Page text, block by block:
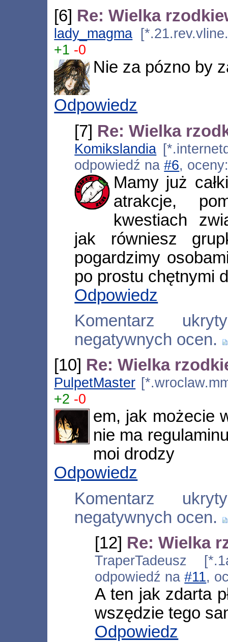
[6] Re: Wielka
lady_magma
+1 -0
Nie za pózno by
Odpowiedz
[7] Re: Wielka
Komikslandia
odpowiedź na#6,
Mamy już
atrakcje,
kwestiach
jak równiesz
pogardzimy
po prostu chętnymi
Odpowiedz
Komentarz
negatywnych ocen.
[10] Re: Wielka
PulpetMaster
+2 -0
em, jak możecie
nie ma
moi drodzy
Odpowiedz
Komentarz
negatywnych ocen.
[12] Re: Wielka
TraperTadeusz
odpowiedź na#11,
A ten jak zdarta
wszędzie tego
Odpowiedz